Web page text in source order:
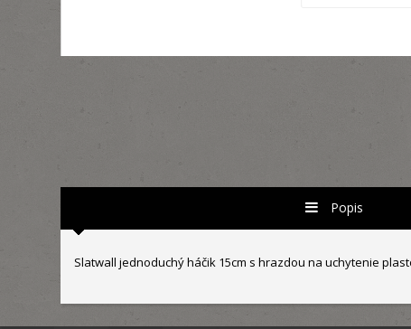
Popis
Slatwall jednoduchý háčik 15cm s hrazdou na uchytenie